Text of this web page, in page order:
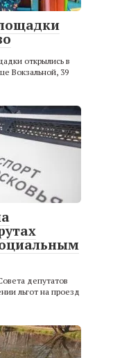
открылись в
Вокзальной, 39
депутатов
льгот на проезд